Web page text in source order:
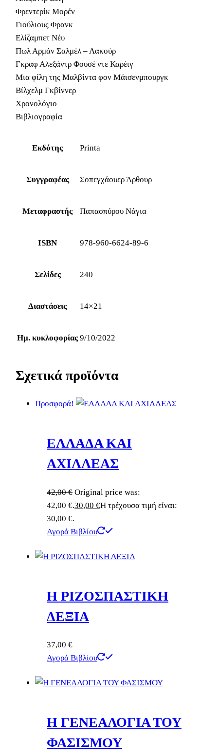
Φρεντερίκ Μορέν
Γιούλιους Φρανκ
Ελίζαμπετ Νέυ
Πωλ Αρμάν Σαλμέλ – Λακούρ
Γκραφ Αλεξάντρ Φουσέ ντε Καρέιγ
Μια φίλη της Μαλβίντα φον Μάισενμπουργκ
Βίλχελμ Γκβίννερ
Χρονολόγιο
Βιβλιογραφία
Εκδότης Printa
Συγγραφέας Σοπεγχάουερ Άρθουρ
Μεταφραστής Παπασπύρου Νάγια
ISBN 978-960-6624-89-6
Σελίδες 240
Διαστάσεις 14×21
Ημ. κυκλοφορίας 9/10/2022
Σχετικά προϊόντα
Προσφορά!
ΕΛΛΑΔΑ ΚΑΙ
ΑΧΙΛΛΕΑΣ
42,00€ Original price was:
42,00 €.30,00 €Η τρέχουσα τιμή είναι:
30,00 €.
Αγορά Βιβλίου
Η ΡΙΖΟΣΠΑΣΤΙΚΗ
ΔΕΞΙΑ
37,00 €
Αγορά Βιβλίου
Η ΓΕΝΕΑΛΟΓΙΑ ΤΟΥ
ΦΑΣΙΣΜΟΥ